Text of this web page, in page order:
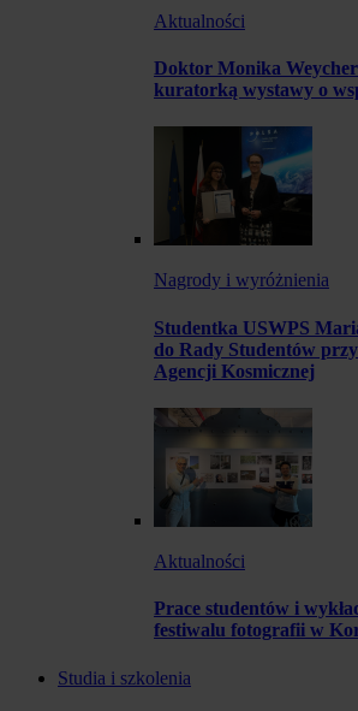
Aktualności
Doktor Monika
kuratorką wystawy o
Nagrody i wyróżnienia
Studentka USWPS
do Rady Studentów
Agencji Kosmicznej
Aktualności
Prace studentów i
festiwalu fotografii w
Studia i szkolenia